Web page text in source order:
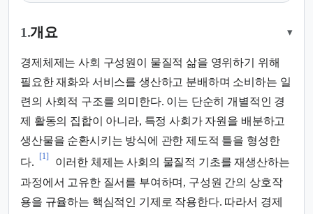
1.개요 ▾
경제체제는 사회 구성원이 물질적 삶을 영위하기 위해
필요한 재화와 서비스를 생산하고 분배하며 소비하는 일
련의 사회적 구조를 의미한다. 이는 단순히 개별적인 경
제 활동의 집합이 아니라, 특정 사회가 자원을 배분하고
생산물을 순환시키는 방식에 관한 제도적 틀을 형성한
다.
[1]
이러한 체제는 사회의 물질적 기초를 재생산하는
과정에서 고유한 질서를 부여하며, 구성원 간의 상호작
용을 규율하는 핵심적인 기제로 작용한다. 따라서 경제